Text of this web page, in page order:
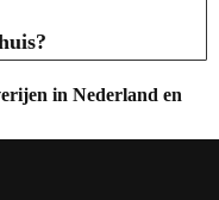
in Nederland en